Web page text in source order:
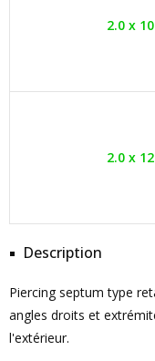
2.0 x 10
2.0 x 12
Description
Piercing septum type
angles droits et
l'extérieur.